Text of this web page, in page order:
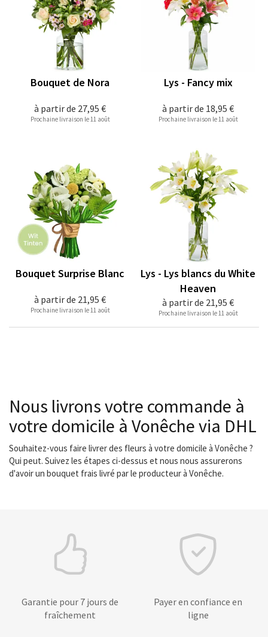
à partir de 27,95 €
Bouquet de Nora
Prochaine livraison le 11 août
à partir de 18,95 €
Lys - Fancy mix
Prochaine livraison le 11 août
à partir de 21,95 €
Bouquet Surprise Blanc
Prochaine livraison le 11 août
à partir de 21,95 €
Lys - Lys blancs du White
Heaven
Prochaine livraison le 11 août
Nous livrons votre commande à
votre domicile à Vonêche via DHL
Souhaitez-vous faire livrer des fleurs à votre domicile à Vonêche ?
Qui peut. Suivez les étapes ci-dessus et nous nous assurerons
d'avoir un bouquet frais livré par le producteur à Vonêche.
Garantie pour 7 jours de
fraîchement
Payer en confiance en
ligne